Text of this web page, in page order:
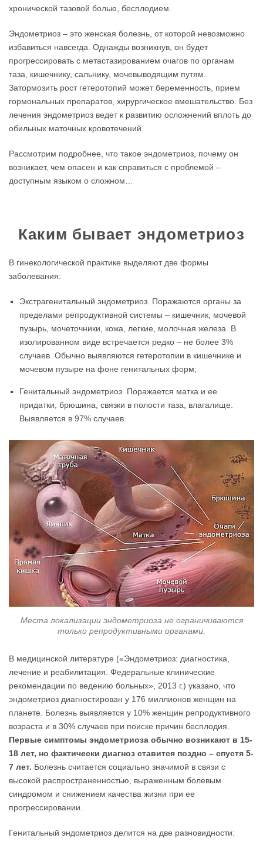
хронической тазовой болью, бесплодием.
Эндометриоз – это женская болезнь, от которой невозможно
избавиться навсегда. Однажды возникнув, он будет
прогрессировать с метастазированием очагов по органам
таза, кишечнику, сальнику, мочевыводящим путям.
Затормозить рост гетеротопий может беременность, прием
гормональных препаратов, хирургическое вмешательство. Без
лечения эндометриоз ведет к развитию осложнений вплоть до
обильных маточных кровотечений.
Рассмотрим подробнее, что такое эндометриоз, почему он
возникает, чем опасен и как справиться с проблемой –
доступным языком о сложном…
Каким бывает эндометриоз
В гинекологической практике выделяют две формы
заболевания:
Экстрагенитальный эндометриоз. Поражаются органы за
пределами репродуктивной системы – кишечник, мочевой
пузырь, мочеточники, кожа, легкие, молочная железа. В
изолированном виде встречается редко – не более 3%
случаев. Обычно выявляются гетеротопии в кишечнике и
мочевом пузыре на фоне генитальных форм;
Генитальный эндометриоз. Поражается матка и ее
придатки, брюшина, связки в полости таза, влагалище.
Выявляется в 97% случаев.
Места локализации эндометриоза не ограничиваются
только репродуктивными органами.
В медицинской литературе («Эндометриоз: диагностика,
лечение и реабилитация. Федеральные клинические
рекомендации по ведению больных», 2013 г.) указано, что
эндометриоз диагностирован у 176 миллионов женщин на
планете. Болезнь выявляется у 10% женщин репродуктивного
возраста и в 30% случаев при поиске причин бесплодия.
Первые симптомы эндометриоза обычно возникают в 15-
18 лет, но фактически диагноз ставится поздно – спустя 5-
7 лет. Болезнь считается социально значимой в связи с
высокой распространенностью, выраженным болевым
синдромом и снижением качества жизни при ее
прогрессировании.
Генитальный эндометриоз делится на две разновидности: